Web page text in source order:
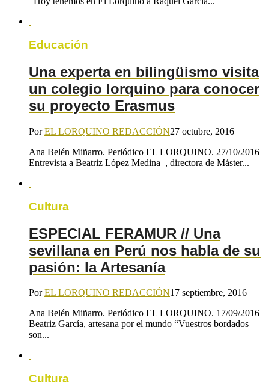
Educación
Una experta en bilingüismo visita
un colegio lorquino para conocer
su proyecto Erasmus
PorEL LORQUINO REDACCIÓN27 octubre, 2016
Ana Belén Miñarro. Periódico EL LORQUINO. 27/10/2016
Entrevista a Beatriz López Medina , directora de Máster...
Cultura
ESPECIAL FERAMUR // Una
sevillana en Perú nos habla de su
pasión: la Artesanía
PorEL LORQUINO REDACCIÓN17 septiembre, 2016
Ana Belén Miñarro. Periódico EL LORQUINO. 17/09/2016
Beatriz García, artesana por el mundo “Vuestros bordados
son...
Cultura